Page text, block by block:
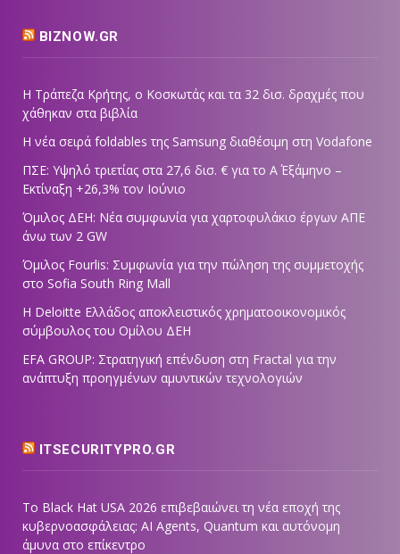
BIZNOW.GR
Η Τράπεζα Κρήτης, ο Κοσκωτάς και τα 32 δισ. δραχμές που
χάθηκαν στα βιβλία
Η νέα σειρά foldables της Samsung διαθέσιμη στη Vodafone
ΠΣΕ: Υψηλό τριετίας στα 27,6 δισ. € για το Α΄ Εξάμηνο –
Εκτίναξη +26,3% τον Ιούνιο
Όμιλος ΔΕΗ: Νέα συμφωνία για χαρτοφυλάκιο έργων ΑΠΕ
άνω των 2 GW
Όμιλος Fourlis: Συμφωνία για την πώληση της συμμετοχής
στο Sofia South Ring Mall
Η Deloitte Ελλάδος αποκλειστικός χρηματοοικονομικός
σύμβουλος του Ομίλου ΔΕΗ
EFA GROUP: Στρατηγική επένδυση στη Fractal για την
ανάπτυξη προηγμένων αμυντικών τεχνολογιών
ITSECURITYPRO.GR
Το Black Hat USA 2026 επιβεβαιώνει τη νέα εποχή της
κυβερνοασφάλειας: AI Agents, Quantum και αυτόνομη
άμυνα στο επίκεντρο